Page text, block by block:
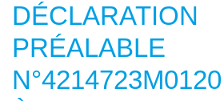
DÉCLARATION
PRÉALABLE